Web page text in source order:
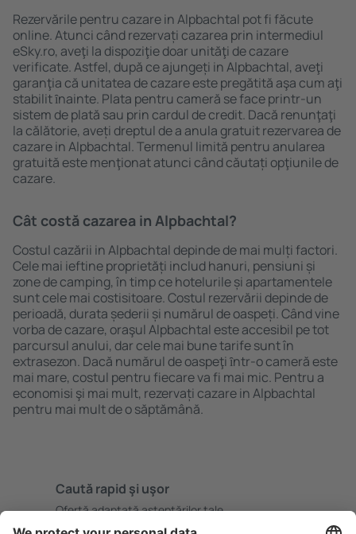
Rezervările pentru cazare in Alpbachtal pot fi făcute
online. Atunci când rezervați cazarea prin intermediul
eSky.ro, aveţi la dispoziţie doar unităţi de cazare
verificate. Astfel, după ce ajungeți in Alpbachtal, aveţi
garanţia că unitatea de cazare este pregătită aşa cum aţi
stabilit ȋnainte. Plata pentru cameră se face printr-un
sistem de plată sau prin cardul de credit. Dacă renunţaţi
la călătorie, aveți dreptul de a anula gratuit rezervarea de
cazare in Alpbachtal. Termenul limită pentru anularea
gratuită este menţionat atunci când căutați opţiunile de
cazare.
Cât costă cazarea in Alpbachtal?
Costul cazării in Alpbachtal depinde de mai mulți factori.
Cele mai ieftine proprietăți includ hanuri, pensiuni și
zone de camping, în timp ce hotelurile și apartamentele
sunt cele mai costisitoare. Costul rezervării depinde de
perioadă, durata șederii și numărul de oaspeți. Când vine
vorba de cazare, oraşul Alpbachtal este accesibil pe tot
parcursul anului, dar cele mai bune tarife sunt în
extrasezon. Dacă numărul de oaspeţi ȋntr-o cameră este
mai mare, costul pentru fiecare va fi mai mic. Pentru a
economisi şi mai mult, rezervați cazare in Alpbachtal
pentru mai mult de o săptămână.
Caută rapid şi uşor
Ofertă adaptată aşteptărilor tale.